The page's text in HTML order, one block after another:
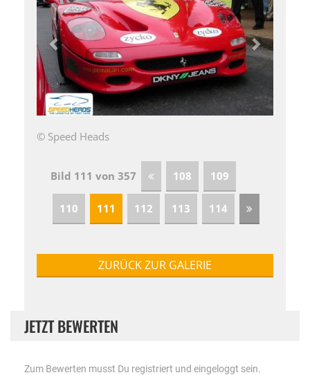
© Speed Heads
Bild 111 von 357 108 109
110 111 112 113 114
ZURÜCK ZUR GALERIE
JETZT BEWERTEN
Zum Bewerten musst Du registriert und eingeloggt sein.